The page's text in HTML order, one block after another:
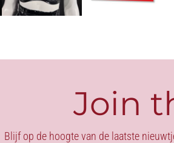
Join
Blijf op de hoogte van de laatste